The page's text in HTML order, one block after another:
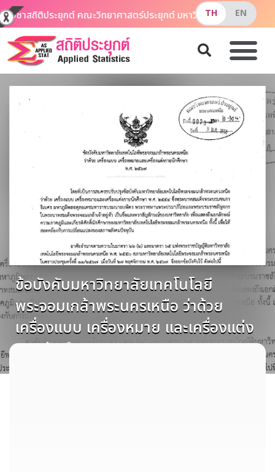
วิชาสถิติประยุกต์ คณะวิทยาศาสตร์ประยุกต์ มหาวิทยาลัยเทคโนโลยีพร
ข้อบังคับมหาวิทยาลัยเทคโนโลยี
พระจอมเกล้าพระนครเหนือ ว่าด้วย
เครื่องแบบ เครื่องหมาย และเครื่องแต่ง
กายนักศึกษา